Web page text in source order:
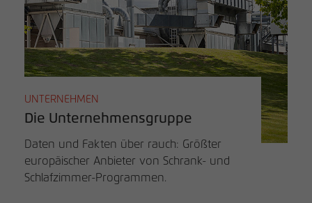
UNTERNEHMEN
Die Unternehmensgruppe
Daten und Fakten über rauch: Größter
europäischer Anbieter von Schrank- und
Schlafzimmer-Programmen.